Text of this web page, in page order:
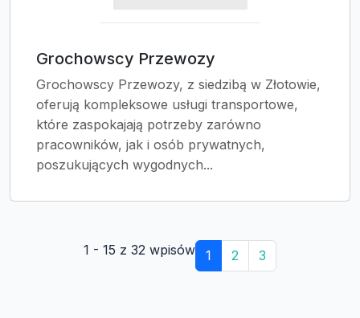
Grochowscy Przewozy
Grochowscy Przewozy, z siedzibą w Złotowie,
oferują kompleksowe usługi transportowe,
które zaspokajają potrzeby zarówno
pracowników, jak i osób prywatnych,
poszukujących wygodnych...
1 - 15 z 32 wpisów 1 2 3